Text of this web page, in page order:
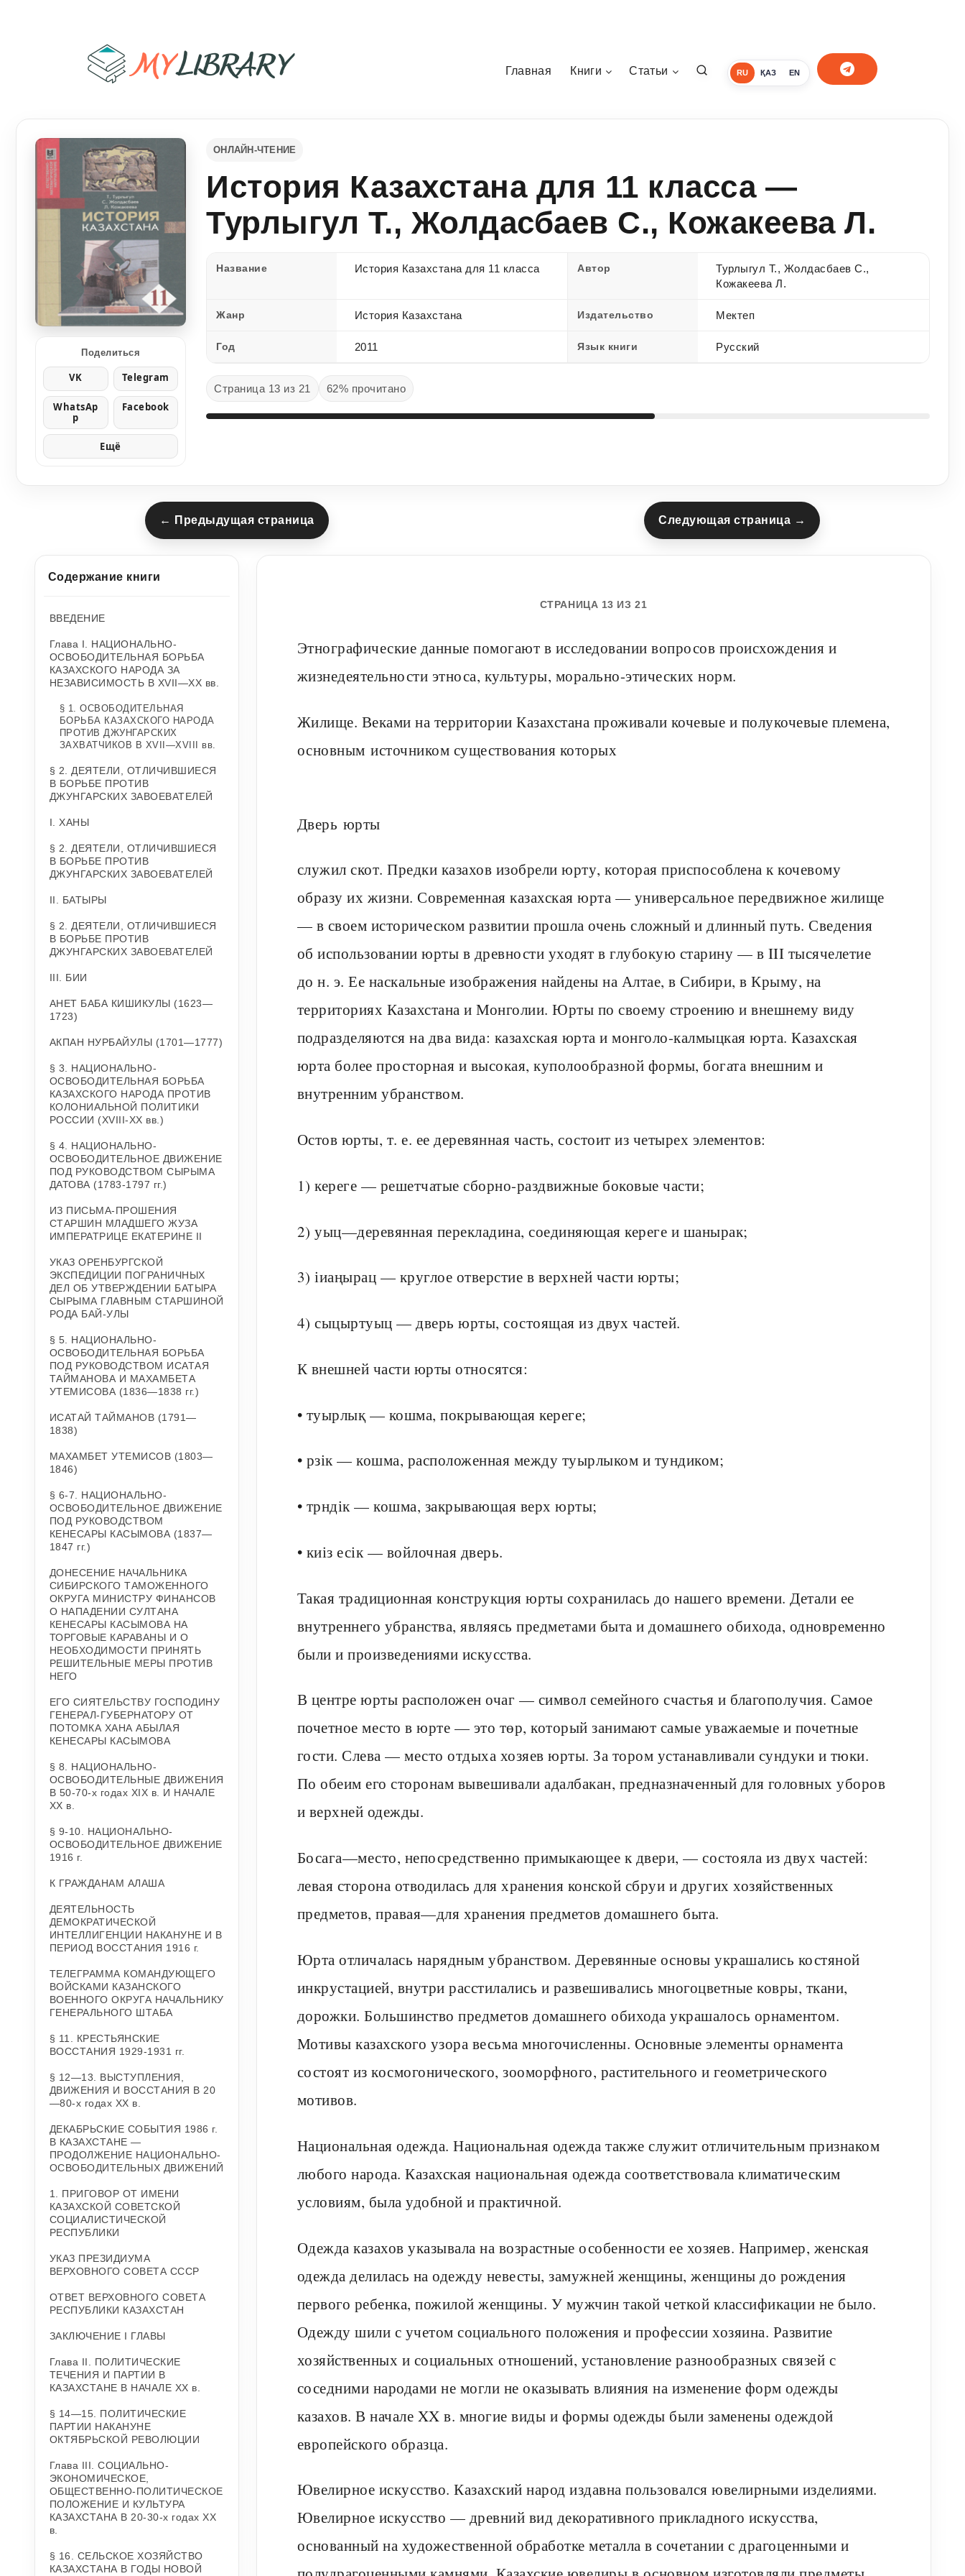
RU ҚАЗ EN
Главная Книги Статьи
Поделиться
VK Telegram
WhatsAp
p
Facebook
Ещё
ОНЛАЙН-ЧТЕНИЕ
История Казахстана для 11 класса —
Турлыгул Т., Жолдасбаев С., Кожакеева Л.
Название История Казахстана для 11 класса Автор
Турлыгул Т., Жолдасбаев С.,
Кожакеева Л.
Жанр История Казахстана Издательство Мектеп
Год 2011 Язык книги Русский
Страница 13 из 21 62% прочитано
← Предыдущая страница Следующая страница →
Содержание книги
ВВЕДЕНИЕ
Глава I. НАЦИОНАЛЬНО-
ОСВОБОДИТЕЛЬНАЯ БОРЬБА
КАЗАХСКОГО НАРОДА ЗА
НЕЗАВИСИМОСТЬ В ХVII—XX вв.
§ 1. ОСВОБОДИТЕЛЬНАЯ
БОРЬБА КАЗАХСКОГО НАРОДА
ПРОТИВ ДЖУНГАРСКИХ
ЗАХВАТЧИКОВ В ХVII—ХVIII вв.
§ 2. ДЕЯТЕЛИ, ОТЛИЧИВШИЕСЯ
В БОРЬБЕ ПРОТИВ
ДЖУНГАРСКИХ ЗАВОЕВАТЕЛЕЙ
I. ХАНЫ
§ 2. ДЕЯТЕЛИ, ОТЛИЧИВШИЕСЯ
В БОРЬБЕ ПРОТИВ
ДЖУНГАРСКИХ ЗАВОЕВАТЕЛЕЙ
II. БАТЫРЫ
§ 2. ДЕЯТЕЛИ, ОТЛИЧИВШИЕСЯ
В БОРЬБЕ ПРОТИВ
ДЖУНГАРСКИХ ЗАВОЕВАТЕЛЕЙ
III. БИИ
АНЕТ БАБА КИШИКУЛЫ (1623—
1723)
АКПАН НУРБАЙУЛЫ (1701—1777)
§ 3. НАЦИОНАЛЬНО-
ОСВОБОДИТЕЛЬНАЯ БОРЬБА
КАЗАХСКОГО НАРОДА ПРОТИВ
КОЛОНИАЛЬНОЙ ПОЛИТИКИ
РОССИИ (ХVIII-ХХ вв.)
§ 4. НАЦИОНАЛЬНО-
ОСВОБОДИТЕЛЬНОЕ ДВИЖЕНИЕ
ПОД РУКОВОДСТВОМ СЫРЫМА
ДАТОВА (1783-1797 гг.)
ИЗ ПИСЬМА-ПРОШЕНИЯ
СТАРШИН МЛАДШЕГО ЖУЗА
ИМПЕРАТРИЦЕ ЕКАТЕРИНЕ II
УКАЗ ОРЕНБУРГСКОЙ
ЭКСПЕДИЦИИ ПОГРАНИЧНЫХ
ДЕЛ ОБ УТВЕРЖДЕНИИ БАТЫРА
СЫРЫМА ГЛАВНЫМ СТАРШИНОЙ
РОДА БАЙ-УЛЫ
§ 5. НАЦИОНАЛЬНО-
ОСВОБОДИТЕЛЬНАЯ БОРЬБА
ПОД РУКОВОДСТВОМ ИСАТАЯ
ТАЙМАНОВА И МАХАМБЕТА
УТЕМИСОВА (1836—1838 гг.)
ИСАТАЙ ТАЙМАНОВ (1791—
1838)
МАХАМБЕТ УТЕМИСОВ (1803—
1846)
§ 6-7. НАЦИОНАЛЬНО-
ОСВОБОДИТЕЛЬНОЕ ДВИЖЕНИЕ
ПОД РУКОВОДСТВОМ
КЕНЕСАРЫ КАСЫМОВА (1837—
1847 гг.)
ДОНЕСЕНИЕ НАЧАЛЬНИКА
СИБИРСКОГО ТАМОЖЕННОГО
ОКРУГА МИНИСТРУ ФИНАНСОВ
О НАПАДЕНИИ СУЛТАНА
КЕНЕСАРЫ КАСЫМОВА НА
ТОРГОВЫЕ КАРАВАНЫ И О
НЕОБХОДИМОСТИ ПРИНЯТЬ
РЕШИТЕЛЬНЫЕ МЕРЫ ПРОТИВ
НЕГО
ЕГО СИЯТЕЛЬСТВУ ГОСПОДИНУ
ГЕНЕРАЛ-ГУБЕРНАТОРУ ОТ
ПОТОМКА ХАНА АБЫЛАЯ
КЕНЕСАРЫ КАСЫМОВА
§ 8. НАЦИОНАЛЬНО-
ОСВОБОДИТЕЛЬНЫЕ ДВИЖЕНИЯ
В 50-70-х годах XIX в. И НАЧАЛЕ
XX в.
§ 9-10. НАЦИОНАЛЬНО-
ОСВОБОДИТЕЛЬНОЕ ДВИЖЕНИЕ
1916 г.
К ГРАЖДАНАМ АЛАША
ДЕЯТЕЛЬНОСТЬ
ДЕМОКРАТИЧЕСКОЙ
ИНТЕЛЛИГЕНЦИИ НАКАНУНЕ И В
ПЕРИОД ВОССТАНИЯ 1916 г.
ТЕЛЕГРАММА КОМАНДУЮЩЕГО
ВОЙСКАМИ КАЗАНСКОГО
ВОЕННОГО ОКРУГА НАЧАЛЬНИКУ
ГЕНЕРАЛЬНОГО ШТАБА
§ 11. КРЕСТЬЯНСКИЕ
ВОССТАНИЯ 1929-1931 гг.
§ 12—13. ВЫСТУПЛЕНИЯ,
ДВИЖЕНИЯ И ВОССТАНИЯ В 20
—80-х годах XX в.
ДЕКАБРЬСКИЕ СОБЫТИЯ 1986 г.
В КАЗАХСТАНЕ —
ПРОДОЛЖЕНИЕ НАЦИОНАЛЬНО-
ОСВОБОДИТЕЛЬНЫХ ДВИЖЕНИЙ
1. ПРИГОВОР ОТ ИМЕНИ
КАЗАХСКОЙ СОВЕТСКОЙ
СОЦИАЛИСТИЧЕСКОЙ
РЕСПУБЛИКИ
УКАЗ ПРЕЗИДИУМА
ВЕРХОВНОГО СОВЕТА СССР
ОТВЕТ ВЕРХОВНОГО СОВЕТА
РЕСПУБЛИКИ КАЗАХСТАН
ЗАКЛЮЧЕНИЕ I ГЛАВЫ
Глава II. ПОЛИТИЧЕСКИЕ
ТЕЧЕНИЯ И ПАРТИИ В
КАЗАХСТАНЕ В НАЧАЛЕ XX в.
§ 14—15. ПОЛИТИЧЕСКИЕ
ПАРТИИ НАКАНУНЕ
ОКТЯБРЬСКОЙ РЕВОЛЮЦИИ
Глава III. СОЦИАЛЬНО-
ЭКОНОМИЧЕСКОЕ,
ОБЩЕСТВЕННО-ПОЛИТИЧЕСКОЕ
ПОЛОЖЕНИЕ И КУЛЬТУРА
КАЗАХСТАНА В 20-30-х годах XX
в.
§ 16. СЕЛЬСКОЕ ХОЗЯЙСТВО
КАЗАХСТАНА В ГОДЫ НОВОЙ
СТРАНИЦА 13 ИЗ 21
Этнографические данные помогают в исследовании вопросов происхождения и
жизнедеятельности этноса, культуры, морально-этических норм.
Жилище. Веками на территории Казахстана проживали кочевые и полукочевые племена,
основным источником существования которых
Дверь юрты
служил скот. Предки казахов изобрели юрту, которая приспособлена к кочевому
образу их жизни. Современная казахская юрта — универсальное передвижное жилище
— в своем историческом развитии прошла очень сложный и длинный путь. Сведения
об использовании юрты в древности уходят в глубокую старину — в III тысячелетие
до н. э. Ее наскальные изображения найдены на Алтае, в Сибири, в Крыму, на
территориях Казахстана и Монголии. Юрты по своему строению и внешнему виду
подразделяются на два вида: казахская юрта и монголо-калмыцкая юрта. Казахская
юрта более просторная и высокая, куполообразной формы, богата внешним и
внутренним убранством.
Остов юрты, т. е. ее деревянная часть, состоит из четырех элементов:
1) кереге — решетчатые сборно-раздвижные боковые части;
2) уыц—деревянная перекладина, соединяющая кереге и шанырак;
3) іиаңырац — круглое отверстие в верхней части юрты;
4) сыцыртуыц — дверь юрты, состоящая из двух частей.
К внешней части юрты относятся:
• туырлық — кошма, покрывающая кереге;
• рзік — кошма, расположенная между туырлыком и тундиком;
• трндік — кошма, закрывающая верх юрты;
• киіз есік — войлочная дверь.
Такая традиционная конструкция юрты сохранилась до нашего времени. Детали ее
внутреннего убранства, являясь предметами быта и домашнего обихода, одновременно
были и произведениями искусства.
В центре юрты расположен очаг — символ семейного счастья и благополучия. Самое
почетное место в юрте — это төр, который занимают самые уважаемые и почетные
гости. Слева — место отдыха хозяев юрты. За тором устанавливали сундуки и тюки.
По обеим его сторонам вывешивали адалбакан, предназначенный для головных уборов
и верхней одежды.
Босага—место, непосредственно примыкающее к двери, — состояла из двух частей:
левая сторона отводилась для хранения конской сбруи и других хозяйственных
предметов, правая—для хранения предметов домашнего быта.
Юрта отличалась нарядным убранством. Деревянные основы украшались костяной
инкрустацией, внутри расстилались и развешивались многоцветные ковры, ткани,
дорожки. Большинство предметов домашнего обихода украшалось орнаментом.
Мотивы казахского узора весьма многочисленны. Основные элементы орнамента
состоят из космогонического, зооморфного, растительного и геометрического
мотивов.
Национальная одежда. Национальная одежда также служит отличительным признаком
любого народа. Казахская национальная одежда соответствовала климатическим
условиям, была удобной и практичной.
Одежда казахов указывала на возрастные особенности ее хозяев. Например, женская
одежда делилась на одежду невесты, замужней женщины, женщины до рождения
первого ребенка, пожилой женщины. У мужчин такой четкой классификации не было.
Одежду шили с учетом социального положения и профессии хозяина. Развитие
хозяйственных и социальных отношений, установление разнообразных связей с
соседними народами не могли не оказывать влияния на изменение форм одежды
казахов. В начале XX в. многие виды и формы одежды были заменены одеждой
европейского образца.
Ювелирное искусство. Казахский народ издавна пользовался ювелирными изделиями.
Ювелирное искусство — древний вид декоративного прикладного искусства,
основанный на художественной обработке металла в сочетании с драгоценными и